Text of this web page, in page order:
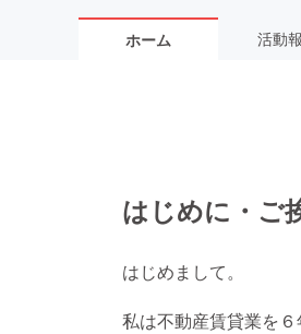
ホーム 活動
はじめに・ご
はじめまして。
私は不動産賃貸業を